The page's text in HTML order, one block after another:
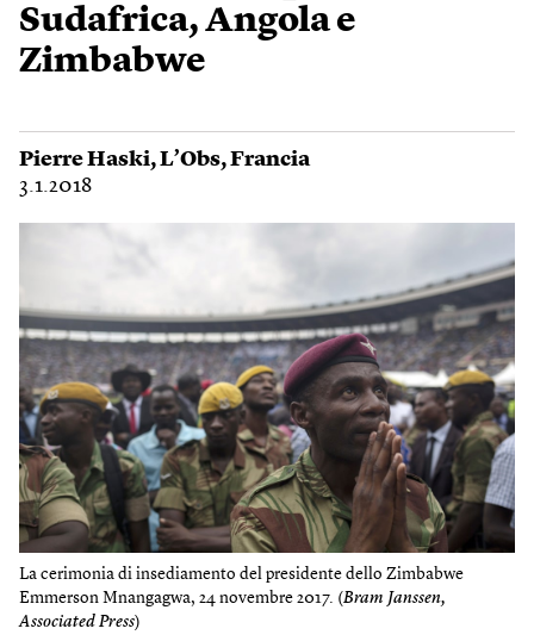
Sudafrica, Angola e
Zimbabwe
Pierre Haski,L’Obs,Francia
3.1.2018
La cerimonia di insediamento del presidente dello Zimbabwe
Emmerson Mnangagwa, 24 novembre 2017. (Bram Janssen,
Associated Press)